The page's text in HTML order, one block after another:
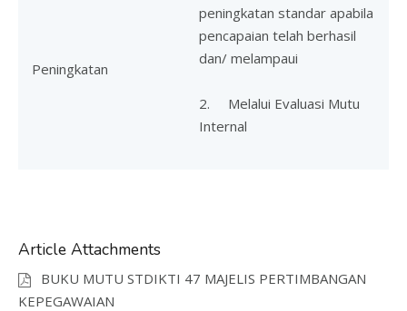
Peningkatan
peningkatan standar apabila
pencapaian telah berhasil
dan/ melampaui
2. Melalui Evaluasi Mutu
Internal
Article Attachments
BUKU MUTU STDIKTI 47 MAJELIS PERTIMBANGAN
KEPEGAWAIAN